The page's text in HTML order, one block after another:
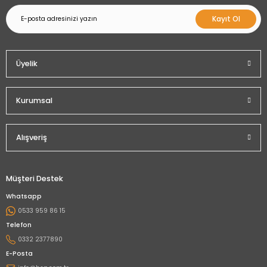
Kayıt Ol
Üyelik
Kurumsal
Alışveriş
Müşteri Destek
Whatsapp
0533 959 86 15
Telefon
0332 2377890
E-Posta